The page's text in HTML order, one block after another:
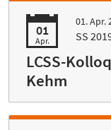
01
Apr.
01. Apr.
SS
LCSS-
Kehm